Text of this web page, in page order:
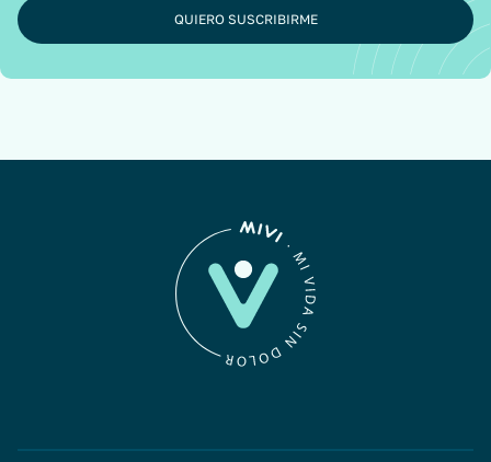
QUIERO SUSCRIBIRME